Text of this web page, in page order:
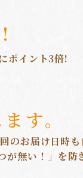
ポイント3倍!
す。
のお届け日時も
が無い！」を防